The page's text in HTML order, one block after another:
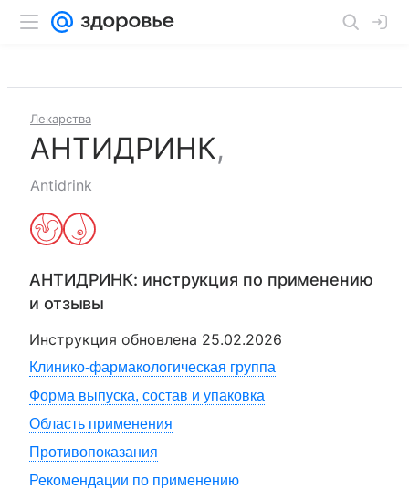
Лекарства
АНТИДРИНК,
Antidrink
АНТИДРИНК: инструкция по применению
и отзывы
Инструкция обновлена 25.02.2026
Клинико-фармакологическая группа
Форма выпуска, состав и упаковка
Область применения
Противопоказания
Рекомендации по применению